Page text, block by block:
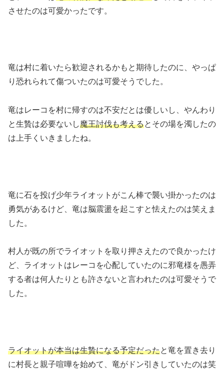
させたのは可愛かったです。
竜は村に着いたら歓迎されるかもと期待したのに、やっぱ
り恐れられて傷ついたのは可愛そうでした。
竜はレーコを村に帰すのは不安だとは優しいし、やんわり
と生贄は必要ないし魔王討伐も考えるとその場を濁したの
は上手くいきましたね。
竜に石を投げ少年ライオットがこん棒で襲い掛かったのは
勇気があるけど、竜は脳震盪を起こすと怯えたのは笑えま
した。
村人が既の所でライオットを取り押さえたので良かったけ
ど、ライオットはレーコを心配していたのに邪竜様を愚弄
する者は何人たりとも許さないと言われたのは可愛そうで
した。
ライオットが本当は生贄になる予定だったと竜を置き去り
に村長と親子喧嘩を始めて、竜がドン引きしていたのは笑